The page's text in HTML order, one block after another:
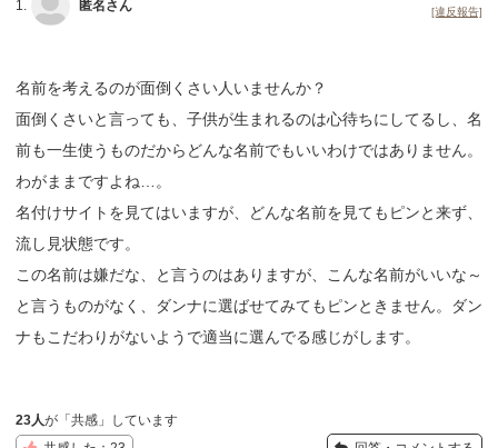
1. 匿名さん
[違反報告]
名前を考えるのが面倒くさい人いませんか？
面倒くさいと言っても、子供が生まれるのは心待ちにしてるし、名
前も一生使うものだからどんな名前でもいいわけではありません。
わがままですよね…。
名付けサイトを見てはいますが、どんな名前を見てもピンと来ず、
流し見状態です。
この名前は嫌だな、と言うのはありますが、こんな名前がいいな～
と言うものがなく、ダンナに選ばせてみてもピンときません。ダン
ナもこだわりがないようで適当に選んでる感じがします。
23人が「共感」しています